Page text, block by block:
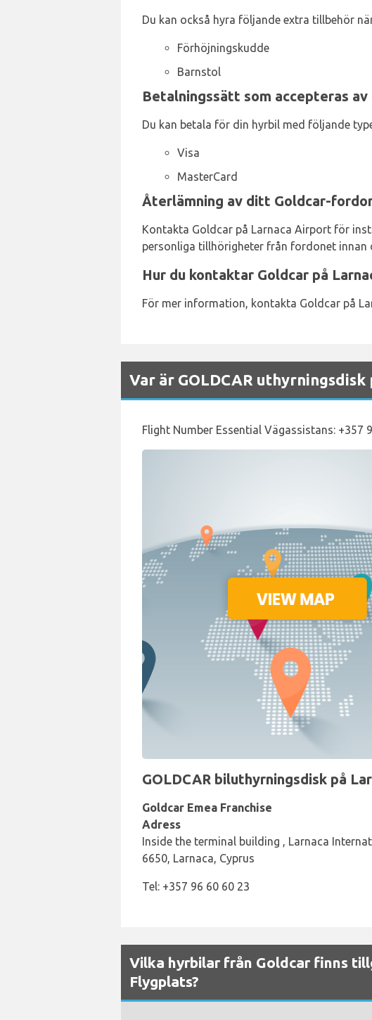
Du kan också hyra följande extra tillbehör
Förhöjningskudde
Barnstol
Betalningssätt som accepteras
Du kan betala för din hyrbil med följande
Visa
MasterCard
Återlämning av ditt Goldcar-
Kontakta Goldcar på Larnaca Airport för
personliga tillhörigheter från fordonet innan
Hur du kontaktar Goldcar på
För mer information, kontakta Goldcar på
Var är GOLDCAR uthyrningsdisk
Flight Number Essential Vägassistans: +357
GOLDCAR biluthyrningsdisk på
Goldcar Emea Franchise
Adress
Inside the terminal building , Larnaca
6650, Larnaca, Cyprus
Tel: +357 96 60 60 23
Vilka hyrbilar från Goldcar finns
Flygplats?